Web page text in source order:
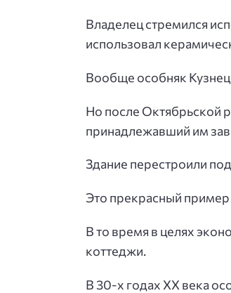
Владелец стремился
использовал
Вообще особняк
Но после Октябрьской
принадлежавший им
Здание перестроили
Это прекрасный
В то время в целях
коттеджи.
В 30-х годах XX века